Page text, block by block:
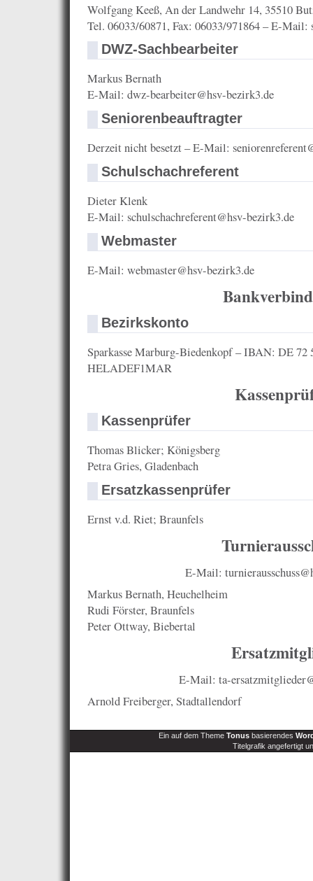
Wolfgang Keeß, An der Landwehr 14, 35510
Tel. 06033/60871, Fax: 06033/971864 – E-
DWZ-Sachbearbeiter
Markus Bernath
E-Mail: dwz-bearbeiter@hsv-bezirk3.de
Seniorenbeauftragter
Derzeit nicht besetzt – E-Mail:
Schulschachreferent
Dieter Klenk
E-Mail: schulschachreferent@hsv-bezirk3.de
Webmaster
E-Mail: webmaster@hsv-bezirk3.de
Bezirkskonto
Sparkasse Marburg-Biedenkopf – IBAN: DE 72
HELADEF1MAR
Kassenprüfer
Thomas Blicker; Königsberg
Petra Gries, Gladenbach
Ersatzkassenprüfer
Ernst v.d. Riet; Braunfels
E-Mail:
Markus Bernath, Heuchelheim
Rudi Förster, Braunfels
Peter Ottway, Biebertal
E-Mail: ta-
Arnold Freiberger, Stadtallendorf
Ein auf dem Theme Tonusbasierendes
Titelgrafik angefertigt